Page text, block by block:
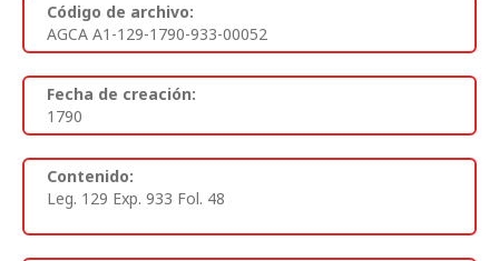
Código de archivo:
AGCA A1-129-1790-933-00052
Fecha de creación:
1790
Contenido:
Leg. 129 Exp. 933 Fol. 48